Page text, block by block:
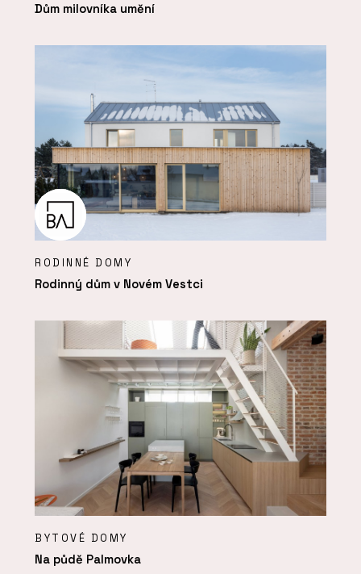
Dům milovníka umění
RODINNÉ DOMY
Rodinný dům v Novém Vestci
BYTOVÉ DOMY
Na půdě Palmovka